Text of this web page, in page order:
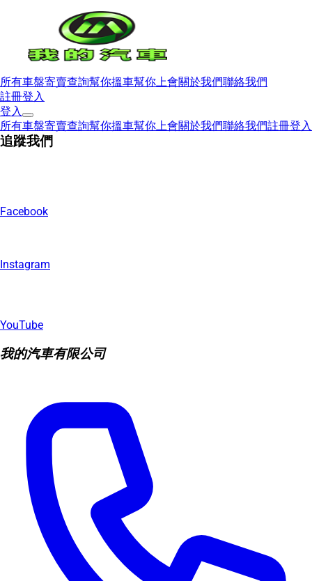
所有車盤寄賣查詢幫你搵車幫你上會關於我們聯絡我們
註冊登入
登入
所有車盤寄賣查詢幫你搵車幫你上會關於我們聯絡我們註冊登入
追蹤我們
Facebook
Instagram
YouTube
我的汽車有限公司